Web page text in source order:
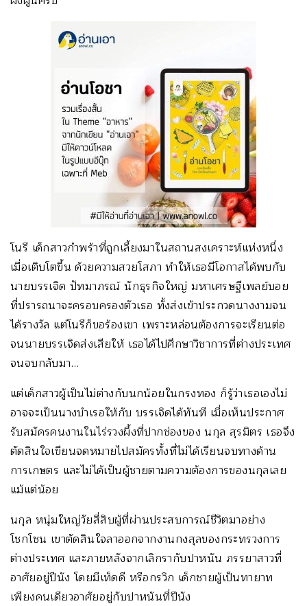
โนรี เด็กสาวกำพร้าที่ถูกเลี้ยงมาในสถานสงเคราะห์แห่งหนึ่ง
เมื่อเติบโตขึ้น ด้วยความสวยโสภา ทำให้เธอมีโอกาสได้พบกับ
นายบรรเจิด ปัทมาภรณ์ นักธุรกิจใหญ่ มหาเศรษฐีเพลย์บอย
ที่ปรารถนาจะครอบครองตัวเธอ ทั้งส่งเข้าประกวดนางงามจน
ได้รางวัล แต่โนรีก็ขอร้องเขา เพราะหล่อนต้องการจะเรียนต่อ
จนนายบรรเจิดส่งเสียให้ เธอได้ไปศึกษาวิชาการที่ต่างประเทศ
จนจบกลับมา…
แต่เด็กสาวผู้เป็นไม่ต่างกับนกน้อยในกรงทอง ก็รู้ว่าเธอเองไม่
อาจจะเป็นนางบำเรอให้กับ บรรเจิดได้ทันที เมื่อเห็นประกาศ
รับสมัครคนงานในไร่รวงผึ้งที่ปากช่องของ นกุล สุรมิตร เธอจึง
ตัดสินใจเขียนจดหมายไปสมัครทั้งที่ไม่ได้เรียนจบทางด้าน
การเกษตร และไม่ได้เป็นผู้ชายตามความต้องการของนกุลเลย
แม้แต่น้อย
นกุล หนุ่มใหญ่วัยสี่สิบผู้ที่ผ่านประสบการณ์ชีวิตมาอย่าง
โชกโชน เขาตัดสินใจลาออกจากงานกงสุลของกระทรวงการ
ต่างประเทศ และภายหลังจากเลิกรากับปาหนัน ภรรยาสาวที่
อาศัยอยู่ปีนัง โดยมีเท็ดดี หรือกรวิก เด็กชายผู้เป็นทายาท
เพียงคนเดียวอาศัยอยู่กับปาหนันที่ปีนัง